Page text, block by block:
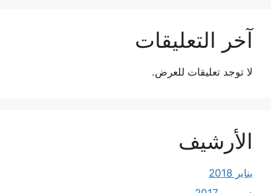
آخر التعليقات
لا توجد تعليقات للعرض.
الأرشيف
يناير 2018